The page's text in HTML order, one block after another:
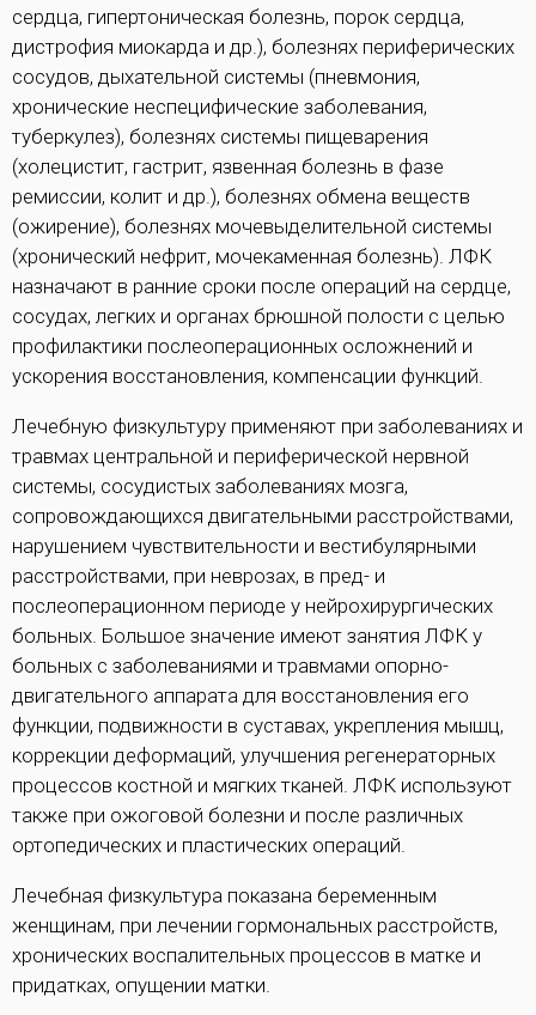
сердца, гипертоническая болезнь, порок сердца,
дистрофия миокарда и др.), болезнях периферических
сосудов, дыхательной системы (пневмония,
хронические неспецифические заболевания,
туберкулез), болезнях системы пищеварения
(холецистит, гастрит, язвенная болезнь в фазе
ремиссии, колит и др.), болезнях обмена веществ
(ожирение), болезнях мочевыделительной системы
(хронический нефрит, мочекаменная болезнь). ЛФК
назначают в ранние сроки после операций на сердце,
сосудах, легких и органах брюшной полости с целью
профилактики послеоперационных осложнений и
ускорения восстановления, компенсации функций.
Лечебную физкультуру применяют при заболеваниях и
травмах центральной и периферической нервной
системы, сосудистых заболеваниях мозга,
сопровождающихся двигательными расстройствами,
нарушением чувствительности и вестибулярными
расстройствами, при неврозах, в пред- и
послеоперационном периоде у нейрохирургических
больных. Большое значение имеют занятия ЛФК у
больных с заболеваниями и травмами опорно-
двигательного аппарата для восстановления его
функции, подвижности в суставах, укрепления мышц,
коррекции деформаций, улучшения регенераторных
процессов костной и мягких тканей. ЛФК используют
также при ожоговой болезни и после различных
ортопедических и пластических операций.
Лечебная физкультура показана беременным
женщинам, при лечении гормональных расстройств,
хронических воспалительных процессов в матке и
придатках, опущении матки.